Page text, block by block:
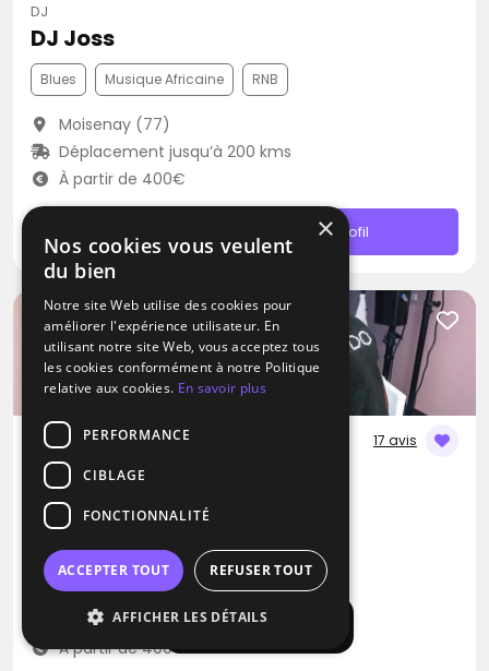
Afficher la carte
DJ
DJ Joss
Blues Musique Africaine RNB
Moisenay (77)
Déplacement jusqu’à 200 kms
À partir de 400€
Profil
17 avis
DJ
Ludo-Evenementiel
Disco RNB Musique Africaine
Bailly-Romainvilliers (77)
Déplacement jusqu’à 150 kms
À partir de 400€
×
Nos cookies vous veulent
du bien
Notre site Web utilise des cookies pour
améliorer l'expérience utilisateur. En
utilisant notre site Web, vous acceptez tous
les cookies conformément à notre Politique
relative aux cookies. En savoir plus
PERFORMANCE
CIBLAGE
FONCTIONNALITÉ
ACCEPTER TOUT REFUSER TOUT
AFFICHER LES DÉTAILS